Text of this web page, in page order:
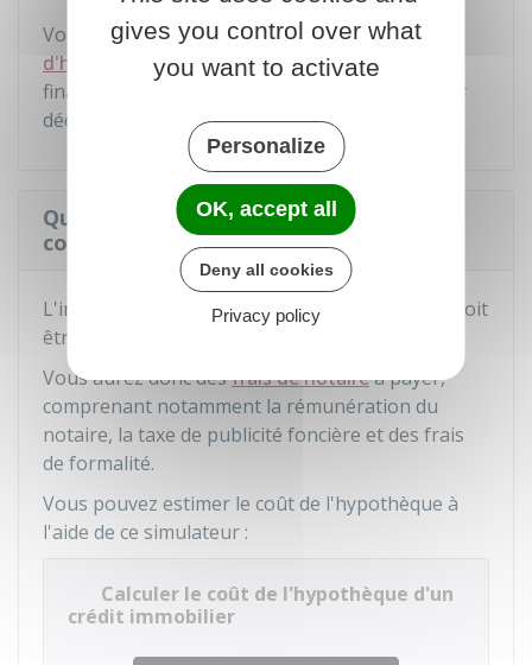
Vous pouvezobtenir cette mainlevée
d'hypothèqueen accord avec votre organisme
financier, ou, si aucun accord n'est possible, sur
décision de justice.
Quel est le coût de l'hypothèque
conventionnelle ?
L'inscription de l'hypothèque conventionnelle doit
être faite par un notaire.
Vous aurez donc desfrais de notaireà payer,
comprenant notamment la rémunération du
notaire, la taxe de publicité foncière et des frais
de formalité.
Vous pouvez estimer le coût de l'hypothèque à
l'aide de ce simulateur :
Calculer le coût de l'hypothèque d'un
crédit immobilier
gives you control over what
you want to activate
Personalize
OK, accept all
Deny all cookies
Privacy policy